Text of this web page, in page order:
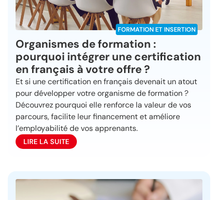
FORMATION ET INSERTION
Organismes de formation :
pourquoi intégrer une certification
en français à votre offre ?
Et si une certification en français devenait un atout
pour développer votre organisme de formation ?
Découvrez pourquoi elle renforce la valeur de vos
parcours, facilite leur financement et améliore
l’employabilité de vos apprenants.
LIRE LA SUITE